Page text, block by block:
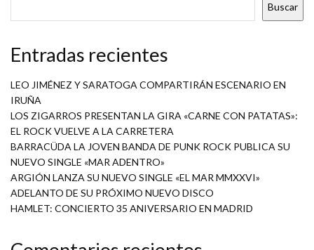
Buscar
Entradas recientes
LEO JIMÉNEZ Y SARATOGA COMPARTIRÁN ESCENARIO EN
IRUÑA
LOS ZIGARROS PRESENTAN LA GIRA «CARNE CON PATATAS»:
EL ROCK VUELVE A LA CARRETERA
BARRACÜDA LA JOVEN BANDA DE PUNK ROCK PUBLICA SU
NUEVO SINGLE «MAR ADENTRO»
ARGIÓN LANZA SU NUEVO SINGLE «EL MAR MMXXVI»
ADELANTO DE SU PRÓXIMO NUEVO DISCO
HAMLET: CONCIERTO 35 ANIVERSARIO EN MADRID